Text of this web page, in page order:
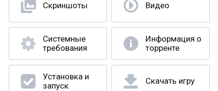
Скриншоты Видео
Системные
требования
Информация о
торренте
Установка и
запуск
Скачать игру